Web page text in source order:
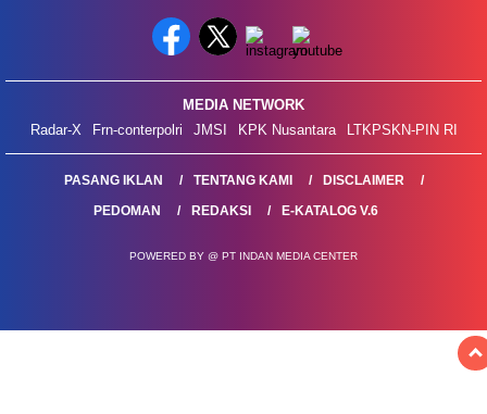
MEDIA NETWORK
Radar-X
Frn-conterpolri JMSI KPK Nusantara LTKPSKN-PIN RI
PASANG IKLAN TENTANG KAMI
DISCLAIMER
PEDOMAN
REDAKSI E-KATALOG V.6
POWERED BY @ PT INDAN MEDIA CENTER